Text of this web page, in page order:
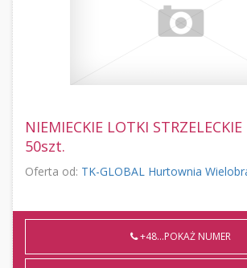
NIEMIECKIE LOTKI
50szt.
Oferta od: TK-GLOBAL Hurtownia
+48...POKAŻ NUMER